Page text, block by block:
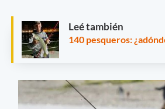
Leé también
140 pesqueros: